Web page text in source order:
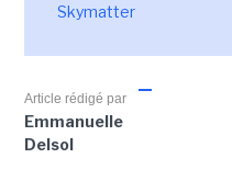
Skymatter
Article rédigé par
Emmanuelle
Delsol